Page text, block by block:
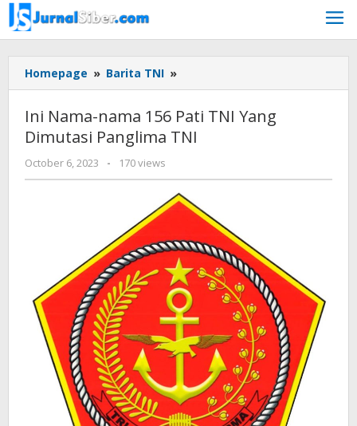
Skip
to
content
Homepage » Barita TNI »
Nama-
156
Pati
Dimutasi
Panglima
Ini Nama-nama 156 Pati TNI Yang
Dimutasi Panglima TNI
October 6, 2023
by
Jurnalsiber
- 170 views